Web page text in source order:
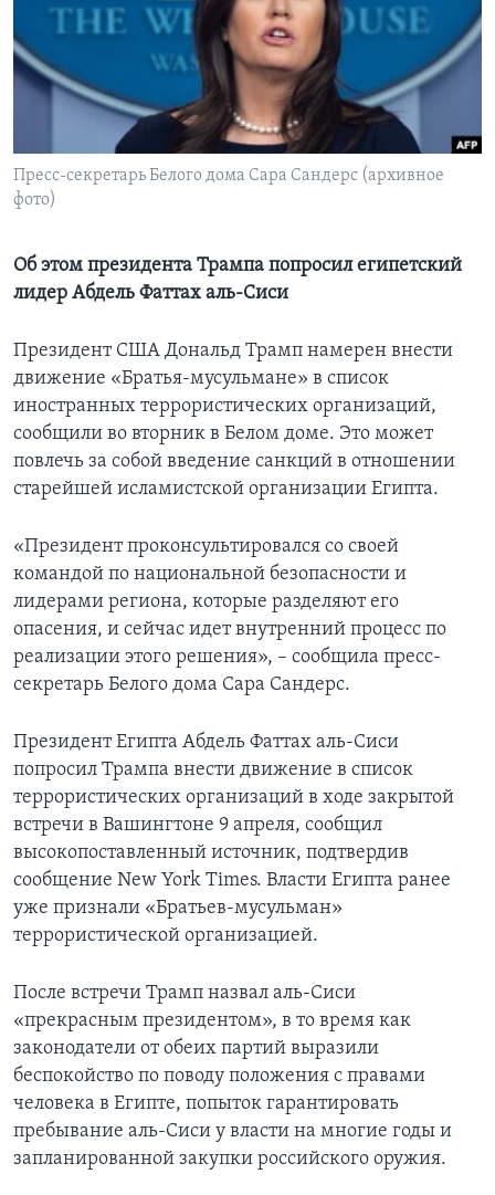
Learning English
СОЦИАЛЬНЫЕ СЕТИ
Языки
Пресс-секретарь Белого дома Сара Сандерс (архивное
фото)
Об этом президента Трампа попросил египетский
лидер Абдель Фаттах аль-Сиси
Президент США Дональд Трамп намерен внести
движение «Братья-мусульмане» в список
иностранных террористических организаций,
сообщили во вторник в Белом доме. Это может
повлечь за собой введение санкций в отношении
старейшей исламистской организации Египта.
«Президент проконсультировался со своей
командой по национальной безопасности и
лидерами региона, которые разделяют его
опасения, и сейчас идет внутренний процесс по
реализации этого решения», – сообщила пресс-
секретарь Белого дома Сара Сандерс.
Президент Египта Абдель Фаттах аль-Сиси
попросил Трампа внести движение в список
террористических организаций в ходе закрытой
встречи в Вашингтоне 9 апреля, сообщил
высокопоставленный источник, подтвердив
сообщение New York Times. Власти Египта ранее
уже признали «Братьев-мусульман»
террористической организацией.
После встречи Трамп назвал аль-Сиси
«прекрасным президентом», в то время как
законодатели от обеих партий выразили
беспокойство по поводу положения с правами
человека в Египте, попыток гарантировать
пребывание аль-Сиси у власти на многие годы и
запланированной закупки российского оружия.